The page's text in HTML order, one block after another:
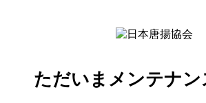
ただいまメンテナン